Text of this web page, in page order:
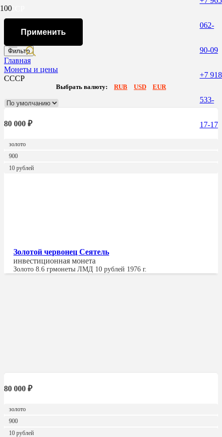
062-
90-09
+7 918
533-
17-17
СССР
Применить
Фильтр
Главная
Монеты и цены
СССР
Выбрать валюту: RUB USD EUR
80 000 ₽
золото
900
10 рублей
Золотой червонец Сеятель
инвестиционная монета
Золото 8.6 грмонеты ЛМД 10 рублей 1976 г.
80 000 ₽
золото
900
10 рублей